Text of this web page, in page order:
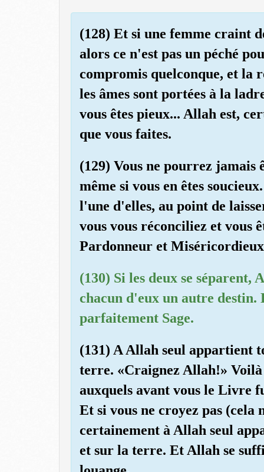
(128) Et si une femme craint
alors ce n'est pas un péché
compromis quelconque, et la
les âmes sont portées à la
vous êtes pieux... Allah est,
que vous faites.
(129) Vous ne pourrez jamais
même si vous en êtes
l'une d'elles, au point de
vous vous réconciliez et vous
Pardonneur et
(130) Si les deux se séparent,
chacun d'eux un autre destin.
parfaitement Sage.
(131) A Allah seul appartient
terre. «Craignez Allah!» Voilà
auxquels avant vous le Livre
Et si vous ne croyez pas
certainement à Allah seul
et sur la terre. Et Allah se